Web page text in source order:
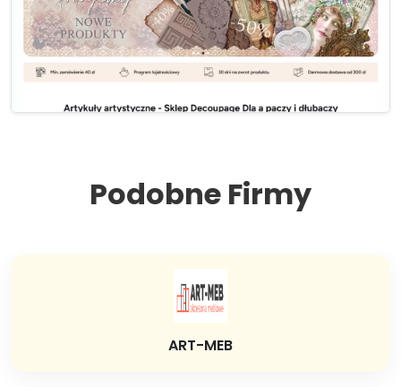
Podobne Firmy
ART-MEB